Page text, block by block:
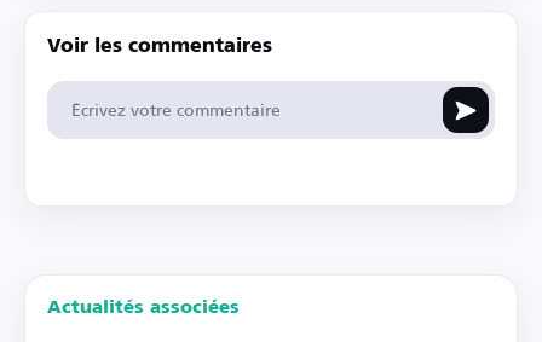
Voir les commentaires
Actualités associées